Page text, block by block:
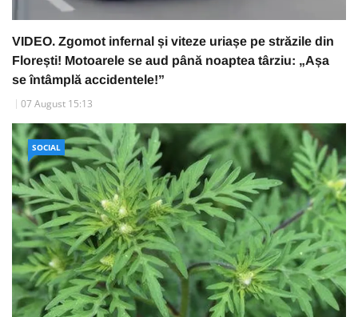
VIDEO. Zgomot infernal și viteze uriașe pe străzile din
Florești! Motoarele se aud până noaptea târziu: „Așa
se întâmplă accidentele!”
07 August 15:13
SOCIAL